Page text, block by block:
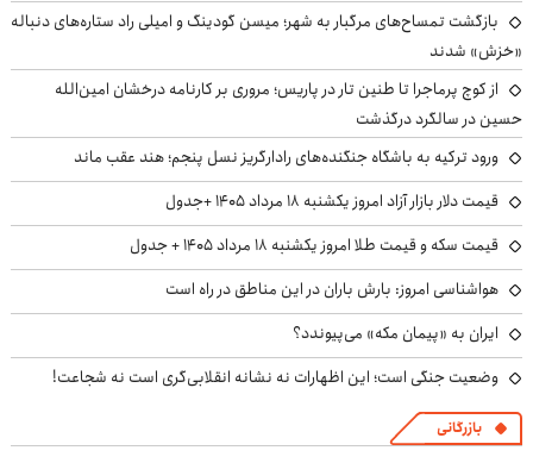
بازگشت تمساح‌های مرگبار به شهر؛ میسن گودینگ و امیلی راد ستاره‌های دنباله
«خزش» شدند
از کوچ‌ پرماجرا تا طنین تار در پاریس؛ مروری بر کارنامه درخشان امین‌الله
حسین در سالگرد درگذشت
ورود ترکیه به باشگاه جنگنده‌های رادارگریز نسل پنجم؛ هند عقب ماند
قیمت دلار بازار آزاد امروز یکشنبه ۱۸ مرداد ۱۴۰۵ +جدول
قیمت سکه و قیمت طلا امروز یکشنبه ۱۸ مرداد ۱۴۰۵ + جدول
هواشناسی امروز: بارش باران در این مناطق در راه است
ایران به «پیمان مکه» می‌پیوندد؟
وضعیت جنگی است؛ این اظهارات نه نشانه انقلابی‌گری است نه شجاعت!
بازرگانی